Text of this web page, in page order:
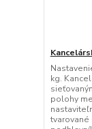
kg.
polohy